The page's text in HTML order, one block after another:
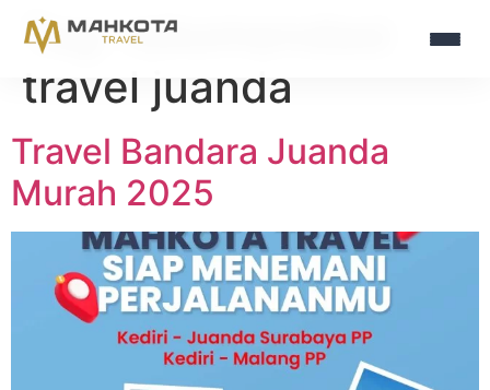
Tag:rekomendasi
travel juanda
Travel Bandara Juanda
Murah 2025